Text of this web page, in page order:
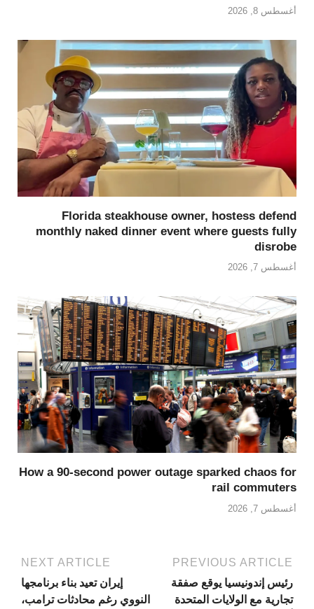
أغسطس 8, 2026
Florida steakhouse owner, hostess defend
monthly naked dinner event where guests fully
disrobe
أغسطس 7, 2026
How a 90-second power outage sparked chaos for
rail commuters
أغسطس 7, 2026
PREVIOUS ARTICLE
رئيس إندونيسيا يوقع صفقة
تجارية مع الولايات المتحدة
NEXT ARTICLE
إيران تعيد بناء برنامجها
النووي رغم محادثات ترامب،